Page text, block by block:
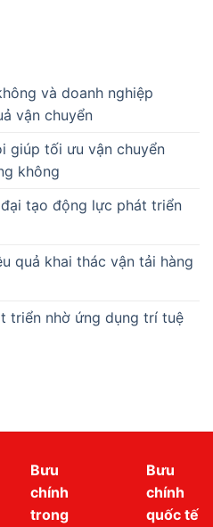
và doanh nghiệp
vận chuyển
giúp tối ưu vận chuyển
không
tạo động lực phát triển
quả khai thác vận tải hàng
triển nhờ ứng dụng trí tuệ
Bưu
chính
trong
Bưu
chính
quốc tế